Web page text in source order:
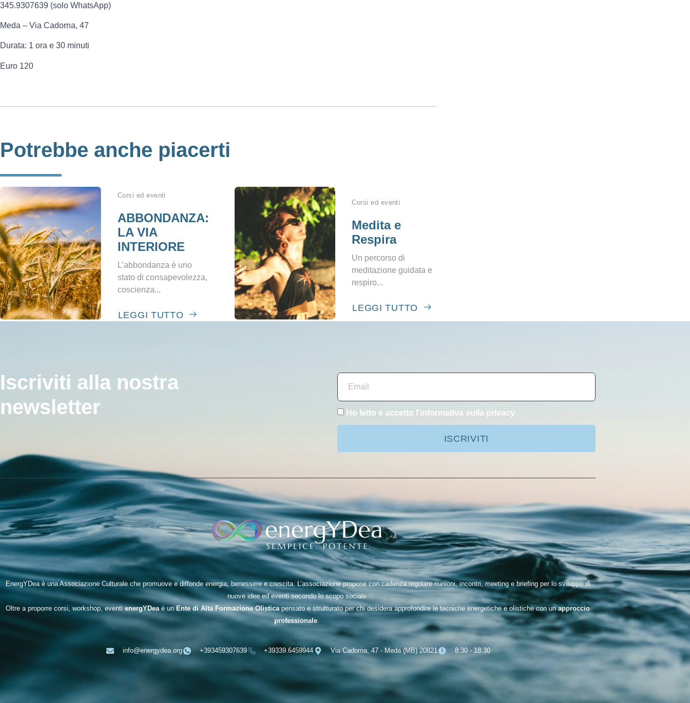
345.9307639 (solo WhatsApp)
Meda – Via Cadorna, 47
Durata: 1 ora e 30 minuti
Euro 120
Potrebbe anche piacerti
Corsi ed eventi
ABBONDANZA:
LA VIA
INTERIORE
L’abbondanza è uno
stato di consapevolezza,
coscienza...
LEGGI TUTTO
Corsi ed eventi
Medita e
Respira
Un percorso di
meditazione guidata e
respiro...
LEGGI TUTTO
Iscriviti alla nostra
newsletter
Ho letto e accetto l'informativa sulla privacy
ISCRIVITI
EnergYDea è una Associazione Culturale che promuove e diffonde energia, benessere e crescita. L’associazione propone con cadenza regolare riunioni, incontri, meeting e briefing per lo sviluppo di
nuove idee ed eventi secondo lo scopo sociale.
Oltre a proporre corsi, workshop, eventienergYDeaè unEnte di Alta Formazione Olistica pensato e strutturato per chi desidera approfondire le tecniche energetiche e olistiche con unapproccio
professionale.
info@energydea.org +393459307639 +39339.6459944 Via Cadorna, 47 - Meda (MB) 20821 8:30 - 18:30